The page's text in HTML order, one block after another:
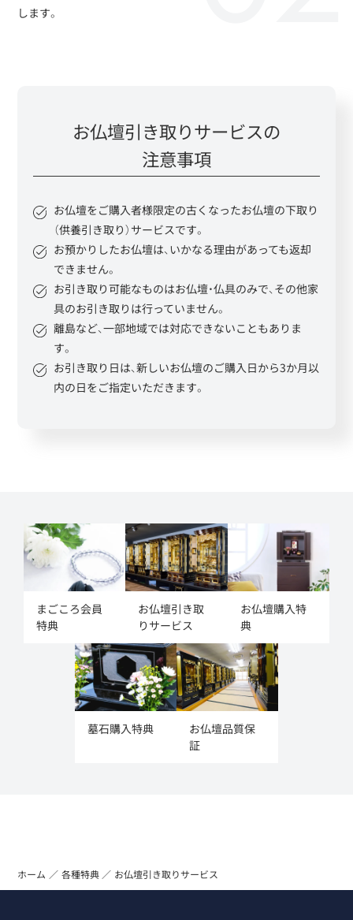
します。
お仏壇引き取りサービスの
注意事項
お仏壇をご購入者様限定の古くなったお仏壇の下取り
（供養引き取り）サービスです。
お預かりしたお仏壇は、いかなる理由があっても返却
できません。
お引き取り可能なものはお仏壇・仏具のみで、その他家
具のお引き取りは行っていません。
離島など、一部地域では対応できないこともありま
す。
お引き取り日は、新しいお仏壇のご購入日から3か月以
内の日をご指定いただきます。
まごころ会員
特典
お仏壇引き取
りサービス
お仏壇購入特
典
墓石購入特典
お仏壇品質保
証
ホーム 各種特典 お仏壇引き取りサービス